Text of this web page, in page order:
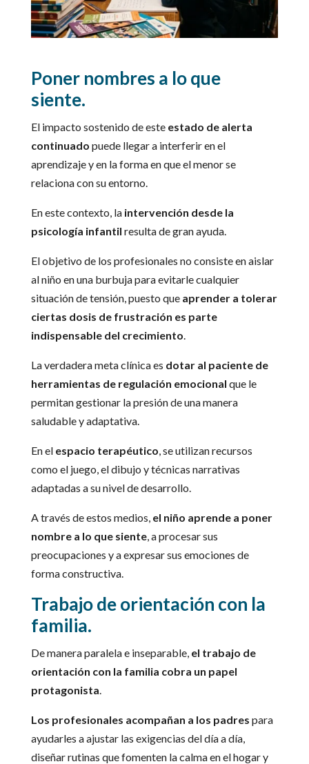
Poner nombres a lo que
siente.
El impacto sostenido de este estado de alerta
continuado puede llegar a interferir en el
aprendizaje y en la forma en que el menor se
relaciona con su entorno.
En este contexto, la intervención desde la
psicología infantil resulta de gran ayuda.
El objetivo de los profesionales no consiste en aislar
al niño en una burbuja para evitarle cualquier
situación de tensión, puesto que aprender a tolerar
ciertas dosis de frustración es parte
indispensable del crecimiento
La verdadera meta clínica es dotar al paciente de
herramientas de regulación emocional que le
permitan gestionar la presión de una manera
saludable y adaptativa.
En el espacio terapéutico , se utilizan recursos
como el juego, el dibujo y técnicas narrativas
adaptadas a su nivel de desarrollo.
A través de estos medios, el niño aprende a poner
nombre a lo que siente, a procesar sus
preocupaciones y a expresar sus emociones de
forma constructiva.
Trabajo de orientación con la
familia.
De manera paralela e inseparable, el trabajo de
orientación con la familia cobra un papel
protagonista
Los profesionales acompañan a los padres para
ayudarles a ajustar las exigencias del día a día,
diseñar rutinas que fomenten la calma en el hogar y